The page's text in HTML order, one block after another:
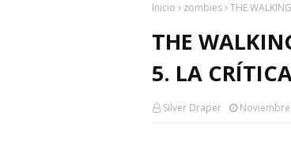
Inicio zombies THE
THE
5. LA
Silver Draper Noviembre